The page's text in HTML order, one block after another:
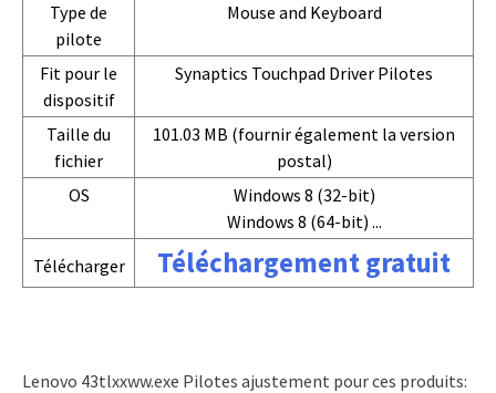
Type de
pilote
Mouse and Keyboard
Fit pour le
dispositif
Synaptics Touchpad Driver Pilotes
Taille du
fichier
101.03 MB (fournir également la version
postal)
OS
Windows 8 (32-bit)
Windows 8 (64-bit) ...
Télécharger
Téléchargement gratuit
Lenovo 43tlxxww.exe Pilotes ajustement pour ces produits: